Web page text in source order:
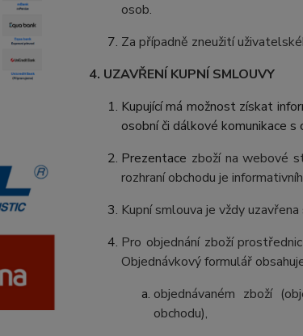
osob.
Za případně zneužití
4. UZAVŘENÍ KUPNÍ SMLOUVY
Kupující má možnost získat
osobní či dálkové komunikace
Prezentace zboží na webové
rozhraní obchodu je
Kupní smlouva je vždy
Pro objednání zboží
Objednávkový formulář
objednávaném zboží
obchodu),